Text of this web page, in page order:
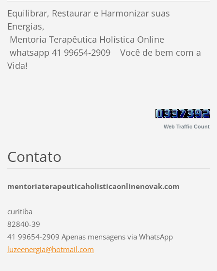
Equilibrar, Restaurar e Harmonizar suas
Energias,
Mentoria Terapêutica Holística Online
whatsapp 41 99654-2909 Você de bem com a
Vida!
Web Traffic Count
Contato
mentoriaterapeuticaholisticaonlinenovak.com
curitiba
82840-39
41 99654-2909 Apenas mensagens via WhatsApp
luzeenergia@hotmail.com